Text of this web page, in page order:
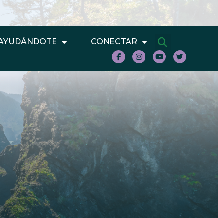
CONECTAR